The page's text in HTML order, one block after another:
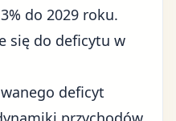
do 2029 roku.
się do deficytu w
deficyt